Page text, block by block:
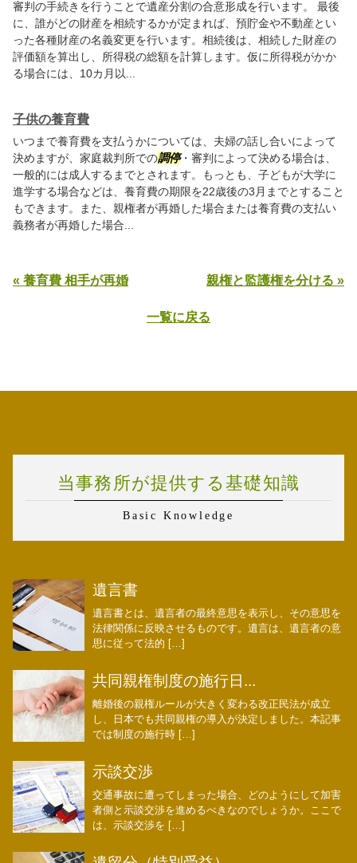
審判の手続きを行うことで遺産分割の合意形成を行います。 最後
に、誰がどの財産を相続するかが定まれば、預貯金や不動産とい
った各種財産の名義変更を行います。相続後は、相続した財産の
評価額を算出し、所得税の総額を計算します。仮に所得税がかか
る場合には、10カ月以...
子供の養育費
いつまで養育費を支払うかについては、夫婦の話し合いによって
決めますが、家庭裁判所での調停・審判によって決める場合は、
一般的には成人するまでとされます。もっとも、子どもが大学に
進学する場合などは、養育費の期限を22歳後の3月までとすること
もできます。また、親権者が再婚した場合または養育費の支払い
義務者が再婚した場合...
« 養育費 相手が再婚 親権と監護権を分ける »
一覧に戻る
当事務所が提供する基礎知識
Basic Knowledge
遺言書
遺言書とは、遺言者の最終意思を表示し、その意思を
法律関係に反映させるものです。遺言は、遺言者の意
思に従って法的 […]
共同親権制度の施行日...
離婚後の親権ルールが大きく変わる改正民法が成立
し、日本でも共同親権の導入が決定しました。本記事
では制度の施行時 […]
示談交渉
交通事故に遭ってしまった場合、どのようにして加害
者側と示談交渉を進めるべきなのでしょうか。ここで
は、示談交渉を […]